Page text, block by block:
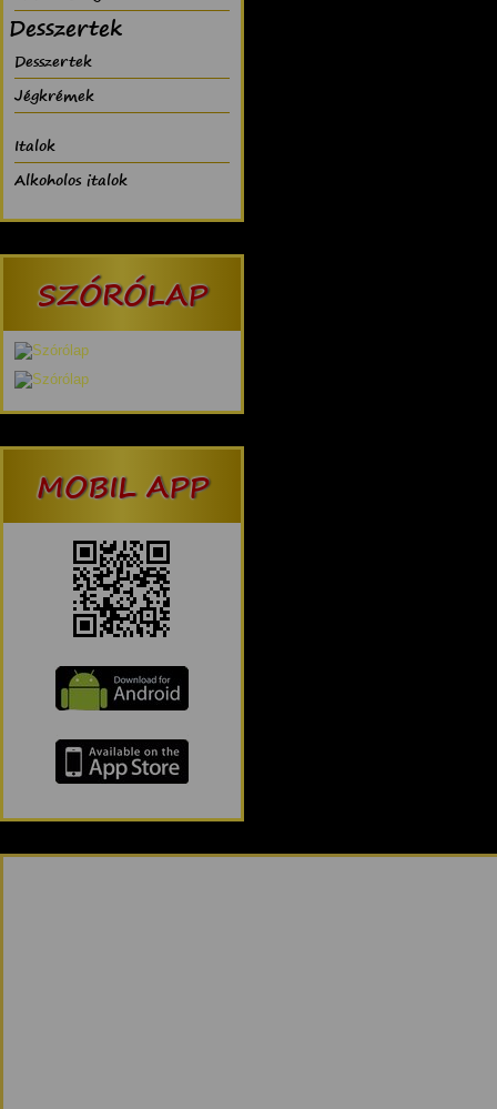
Desszertek
Desszertek
Jégkrémek
Italok
Alkoholos italok
SZÓRÓLAP
MOBIL APP